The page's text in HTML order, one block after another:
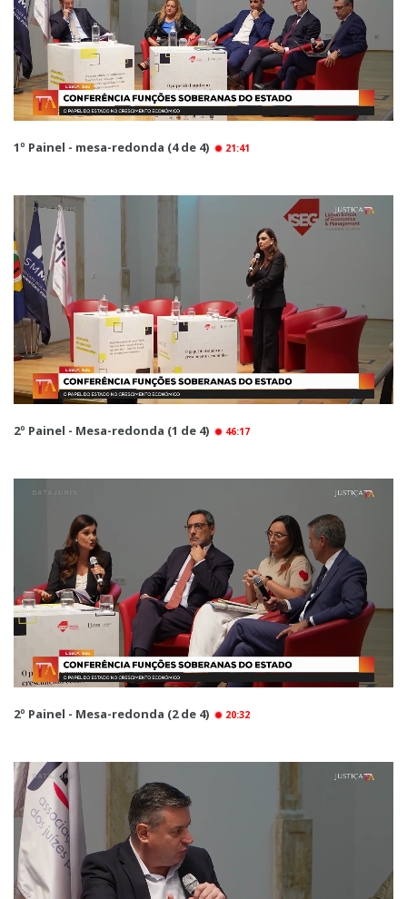
1º Painel - mesa-redonda (4 de 4) 21:41
2º Painel - Mesa-redonda (1 de 4) 46:17
2º Painel - Mesa-redonda (2 de 4) 20:32